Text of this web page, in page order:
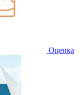
Оценка